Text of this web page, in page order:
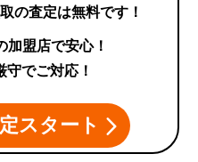
の査定は無料です！
加盟店で安心！
でご対応！
スタート